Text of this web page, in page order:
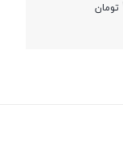
تومان